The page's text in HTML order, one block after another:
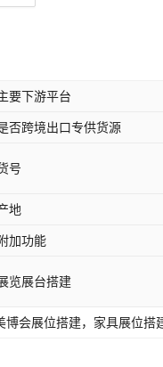
要下游平台
否跨境出口专供货源
号
地
加功能
览展台搭建
博会展位搭建，家具展位搭